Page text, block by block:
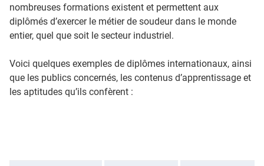
nombreuses formations existent et permettent aux
diplômés d’exercer le métier de soudeur dans le monde
entier, quel que soit le secteur industriel.
Voici quelques exemples de diplômes internationaux, ainsi
que les publics concernés, les contenus d’apprentissage et
les aptitudes qu’ils confèrent :